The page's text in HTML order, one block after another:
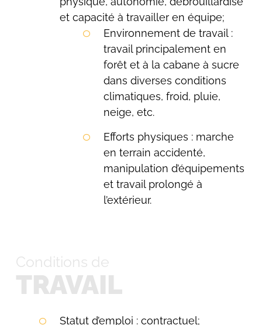
et capacité à travailler en équipe;
Environnement de travail :
travail principalement en
forêt et à la cabane à sucre
dans diverses conditions
climatiques, froid, pluie,
neige, etc.
Efforts physiques : marche
en terrain accidenté,
manipulation d’équipements
et travail prolongé à
l’extérieur.
Conditions de
TRAVAIL
Statut d’emploi : contractuel;
Rechercher: